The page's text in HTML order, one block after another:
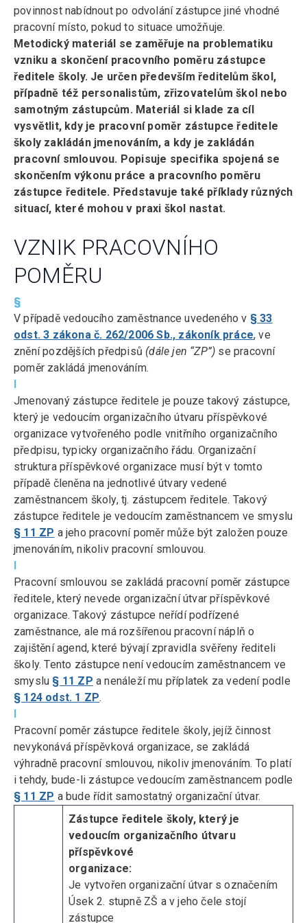
povinnost nabídnout po odvolání zástupce jiné vhodné
pracovní místo, pokud to situace umožňuje.
Metodický materiál se zaměřuje na problematiku
vzniku a skončení pracovního poměru zástupce
ředitele školy. Je určen především ředitelům škol,
případně též personalistům, zřizovatelům škol nebo
samotným zástupcům. Materiál si klade za cíl
vysvětlit, kdy je pracovní poměr zástupce ředitele
školy zakládán jmenováním, a kdy je zakládán
pracovní smlouvou. Popisuje specifika spojená se
skončením výkonu práce a pracovního poměru
zástupce ředitele. Představuje také příklady různých
situací, které mohou v praxi škol nastat.
VZNIK PRACOVNÍHO
POMĚRU
§
V případě vedoucího zaměstnance uvedeného v § 33
odst. 3 zákona č. 262/2006 Sb., zákoník práce, ve
znění pozdějších předpisů (dále jen “ZP”) se pracovní
poměr zakládá jmenováním.
Jmenovaný zástupce ředitele je pouze takový zástupce,
který je vedoucím organizačního útvaru příspěvkové
organizace vytvořeného podle vnitřního organizačního
předpisu, typicky organizačního řádu. Organizační
struktura příspěvkové organizace musí být v tomto
případě členěna na jednotlivé útvary vedené
zaměstnancem školy, tj. zástupcem ředitele. Takový
zástupce ředitele je vedoucím zaměstnancem ve smyslu
§ 11 ZP a jeho pracovní poměr může být založen pouze
jmenováním, nikoliv pracovní smlouvou.
Pracovní smlouvou se zakládá pracovní poměr zástupce
ředitele, který nevede organizační útvar příspěvkové
organizace. Takový zástupce neřídí podřízené
zaměstnance, ale má rozšířenou pracovní náplň o
zajištění agend, které bývají zpravidla svěřeny řediteli
školy. Tento zástupce není vedoucím zaměstnancem ve
smyslu § 11 ZP a nenáleží mu příplatek za vedení podle
§ 124 odst. 1 ZP.
Pracovní poměr zástupce ředitele školy, jejíž činnost
nevykonává příspěvková organizace, se zakládá
výhradně pracovní smlouvou, nikoliv jmenováním. To platí
i tehdy, bude-li zástupce vedoucím zaměstnancem podle
§ 11 ZP a bude řídit samostatný organizační útvar.
Zástupce ředitele školy, který je
vedoucím organizačního útvaru
příspěvkové
organizace:
Je vytvořen organizační útvar s označením
Úsek 2. stupně ZŠ a v jeho čele stojí
zástupce